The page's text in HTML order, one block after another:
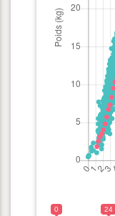
0 24